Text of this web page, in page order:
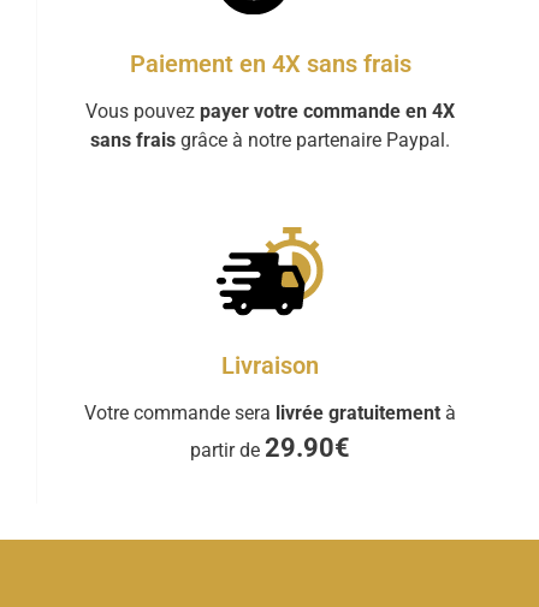
Paiement en 4X sans frais
Vous pouvez payer votre commande en 4X
sans frais grâce à notre partenaire Paypal.
Livraison
Votre commande sera livrée gratuitement à
partir de 29.90€